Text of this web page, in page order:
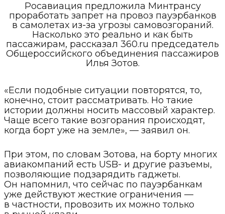
Росавиация предложила Минтрансу
проработать запрет на провоз пауэрбанков
в самолетах из-за угрозы самовозгораний.
Насколько это реально и как быть
пассажирам, рассказал 360.ru председатель
Общероссийского объединения пассажиров
Илья Зотов.
«Если подобные ситуации повторятся, то,
конечно, стоит рассматривать. Но такие
истории должны носить массовый характер.
Чаще всего такие возгорания происходят,
когда борт уже на земле», — заявил он.
При этом, по словам Зотова, на борту многих
авиакомпаний есть USB- и другие разъемы,
позволяющие подзарядить гаджеты.
Он напомнил, что сейчас по пауэрбанкам
уже действуют жесткие ограничения —
в частности, провозить их можно только